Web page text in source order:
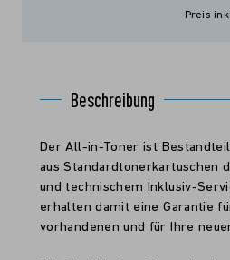
Preis
Beschreibung
Der All-in-Toner ist
aus Standardtonerkartuschen
und technischem Inklusiv-
erhalten damit eine Garantie
vorhandenen und für Ihre